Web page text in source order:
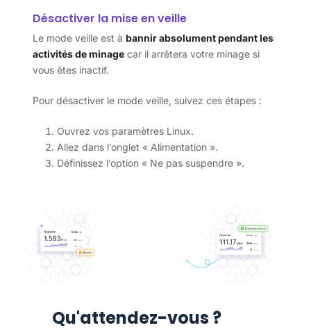
Désactiver la mise en veille
Le mode veille est à bannir absolument pendant les
activités de minagecar il arrêtera votre minage si
vous êtes inactif.
Pour désactiver le mode veille, suivez ces étapes :
Ouvrez vos paramètres Linux.
Allez dans l’onglet « Alimentation ».
Définissez l’option « Ne pas suspendre ».
Qu'attendez-vous ?